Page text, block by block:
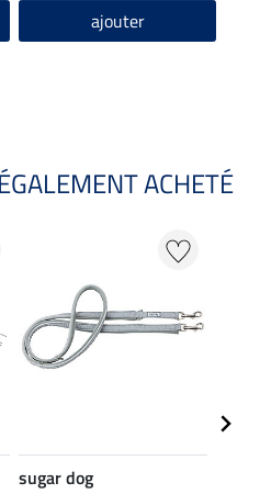
ajouter
ACHETÉ
sugar dog